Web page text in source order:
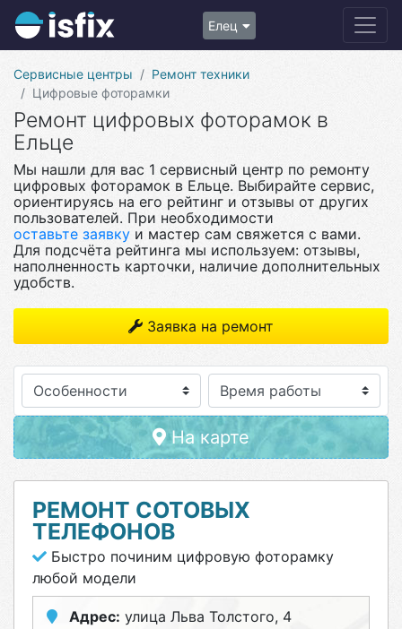
Елец
Сервисные центры
Ремонт техники
Цифровые фоторамки
Ремонт цифровых фоторамок в
Ельце
Мы нашли для вас 1 сервисный центр по ремонту
цифровых фоторамок в Ельце. Выбирайте сервис,
ориентируясь на его рейтинг и отзывы от других
пользователей. При необходимости
оставьте заявку и мастер сам свяжется с вами.
Для подсчёта рейтинга мы используем: отзывы,
наполненность карточки, наличие дополнительных
удобств.
Заявка на ремонт
Особенности
На карте
РЕМОНТ СОТОВЫХ
ТЕЛЕФОНОВ
Быстро починим цифровую фоторамку
любой модели
Адрес: улица Льва Толстого, 4